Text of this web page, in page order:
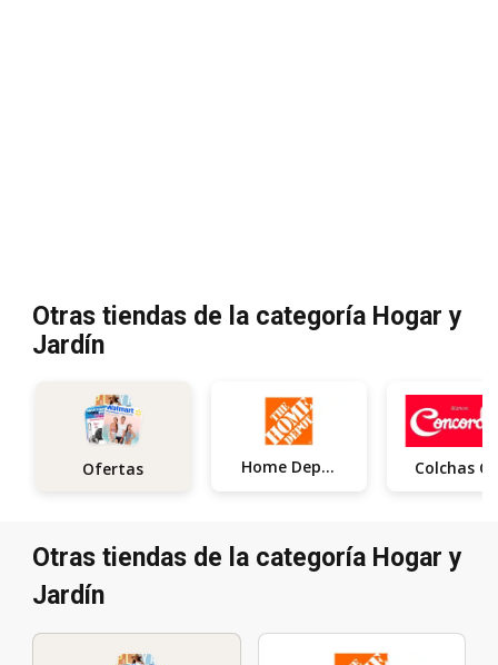
Otras tiendas de la categoría Hogar y
Jardín
Ofertas Home Depot
Otras tiendas de la categoría Hogar y
Jardín